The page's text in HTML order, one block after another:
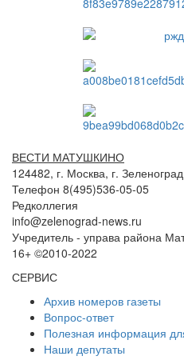
ВЕСТИ МАТУШКИНО
124482, г. Москва, г.
Телефон 8(495)536-05-05
Редколлегия
info@zelenograd-news.ru
Учредитель - управа района
16+ ©2010-2022
СЕРВИС
Архив номеров газеты
Вопрос-ответ
Полезная информация
Наши депутаты